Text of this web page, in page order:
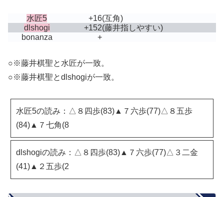
水匠5 +16(互角)
dlshogi
+152(藤井指しやすい)
bonanza
+
○※藤井棋聖と水匠が一致。
○※藤井棋聖とdlshogiが一致。
水匠5の読み：△８四歩(83)▲７六歩(77)△８五歩
(84)▲７七角(8
dlshogiの読み：△８四歩(83)▲７六歩(77)△３二金
(41)▲２五歩(2